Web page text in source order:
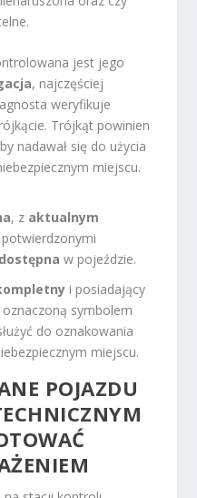
jest jego
, najczęściej
weryfikuje
Trójkąt powinien
nadawał się do użycia
miejscu.
, z aktualnym
potwierdzonymi
w pojeździe.
i posiadający
symbolem
do oznakowania
miejscu.
POJAZDU